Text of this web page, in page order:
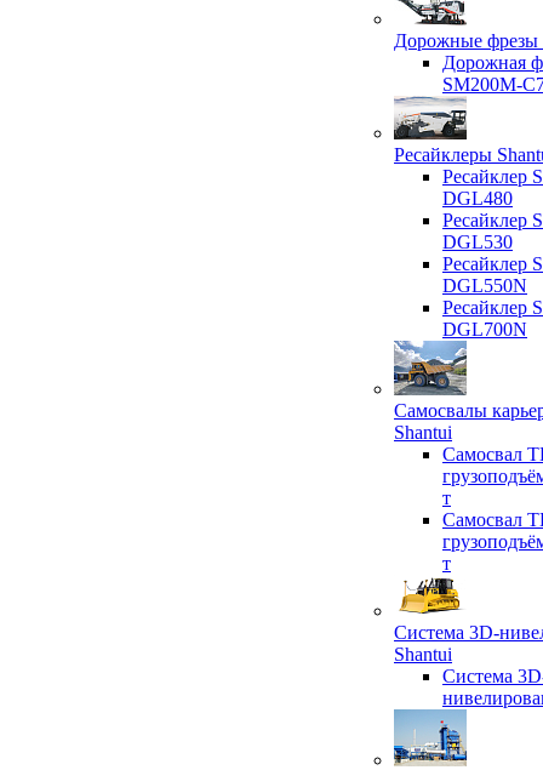
Дорожные фрезы
Дорожная
SM200M-
Ресайклеры
Ресайклер
DGL480
Ресайклер
DGL530
Ресайклер
DGL550N
Ресайклер
DGL700N
Самосвалы
Shantui
Самосвал
т
Самосвал
т
Система 3D-
Shantui
Система